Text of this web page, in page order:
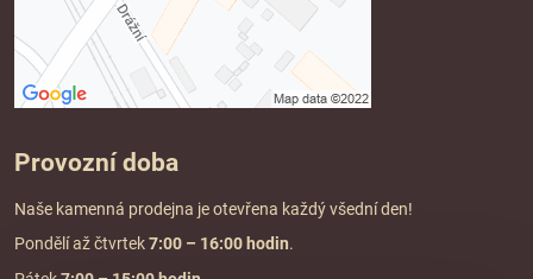
Provozní doba
Naše kamenná prodejna je otevřena každý všední den!
Pondělí až čtvrtek7:00 – 16:00 hodin.